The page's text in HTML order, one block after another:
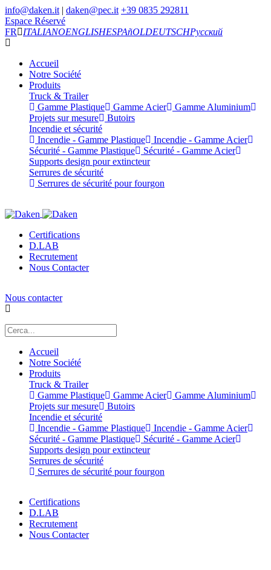
info@daken.it | daken@pec.it +39 0835 292811
Espace Réservé
FR
ITALIANOENGLISHESPAñOLDEUTSCHРусский
Accueil
Notre Société
Produits
Truck & Trailer
Gamme Plastique
Gamme Acier
Gamme Aluminium
Projets sur mesure
Butoirs
Incendie et sécurité
Incendie - Gamme Plastique
Incendie - Gamme Acier
Sécurité - Gamme Plastique
Sécurité - Gamme Acier
Supports design pour extincteur
Serrures de sécurité
Serrures de sécurité pour fourgon
Certifications
D.LAB
Recrutement
Nous Contacter
Nous contacter
Accueil
Notre Société
Produits
Truck & Trailer
Gamme Plastique
Gamme Acier
Gamme Aluminium
Projets sur mesure
Butoirs
Incendie et sécurité
Incendie - Gamme Plastique
Incendie - Gamme Acier
Sécurité - Gamme Plastique
Sécurité - Gamme Acier
Supports design pour extincteur
Serrures de sécurité
Serrures de sécurité pour fourgon
Certifications
D.LAB
Recrutement
Nous Contacter